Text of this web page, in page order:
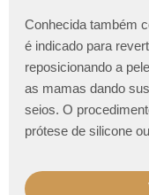
Conhecida também
é indicado para
reposicionando a
as mamas dando
seios. O
prótese de silicone